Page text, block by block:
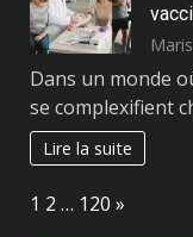
Dans un monde
se complexifient
Lire la suite
Page:
1 2 … 120 Next
»